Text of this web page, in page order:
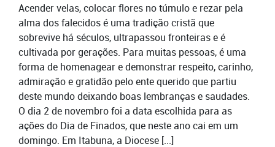
Acender velas, colocar flores no túmulo e rezar pela
alma dos falecidos é uma tradição cristã que
sobrevive há séculos, ultrapassou fronteiras e é
cultivada por gerações. Para muitas pessoas, é uma
forma de homenagear e demonstrar respeito, carinho,
admiração e gratidão pelo ente querido que partiu
deste mundo deixando boas lembranças e saudades.
O dia 2 de novembro foi a data escolhida para as
ações do Dia de Finados, que neste ano cai em um
domingo. Em Itabuna, a Diocese [...]